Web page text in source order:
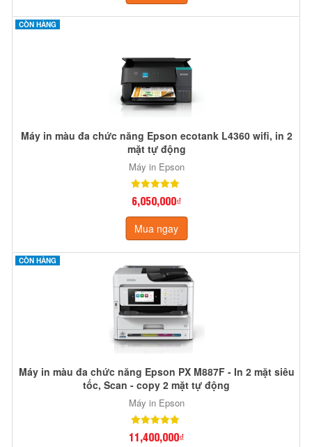
CÒN HÀNG
Máy in màu đa chức năng Epson ecotank L4360 wifi, in 2
mặt tự động
Máy in Epson
6,050,000₫
Mua ngay
CÒN HÀNG
Máy in màu đa chức năng Epson PX M887F - In 2 mặt siêu
tốc, Scan - copy 2 mặt tự động
Máy in Epson
11,400,000₫